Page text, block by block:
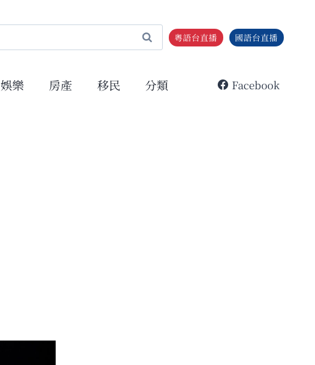
粵語台直播 國語台直播
娛樂 房產 移民 分類 Facebook